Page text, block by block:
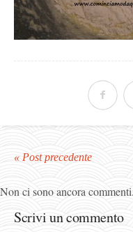
« Post precedente
Non ci sono ancora commenti.
Scrivi un commento